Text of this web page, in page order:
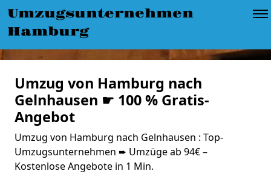
Umzugsunternehmen
Hamburg
Umzug von Hamburg nach
Gelnhausen ☛ 100 % Gratis-
Angebot
Umzug von Hamburg nach Gelnhausen : Top-
Umzugsunternehmen ➨ Umzüge ab 94€ –
Kostenlose Angebote in 1 Min.